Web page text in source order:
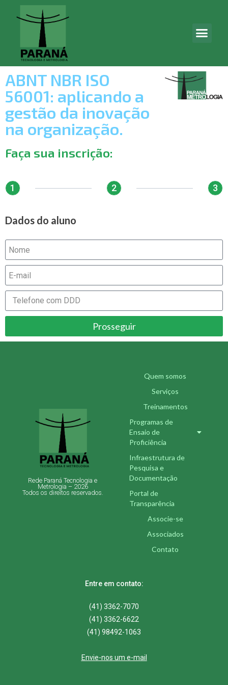
ABNT NBR ISO
56001: aplicando a
gestão da inovação
na organização.
Faça sua inscrição:
1 2 3
Dados do aluno
Prosseguir
Rede Paraná Tecnologia e
Metrologia – 2026
Todos os direitos reservados.
Quem somos
Serviços
Treinamentos
Programas de
Ensaio de
Proficiência
Infraestrutura de
Pesquisa e
Documentação
Portal de
Transparência
Associe-se
Associados
Contato
Entre em contato:
(41) 3362-7070
(41) 3362-6622
(41) 98492-1063
Envie-nos um e-mail